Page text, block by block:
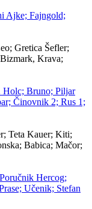
Ajkе; Fajngold;
Gretica Šefler;
Krava;
Holc; Bruno; Piljar
Činovnik 2; Rus 1;
Teta Kauer; Kiti;
Babica; Mačor;
Hercog;
Učenik; Stefan